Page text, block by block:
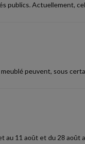
publics. Actuellement,
peuvent, sous
au 11 août et du 28 août